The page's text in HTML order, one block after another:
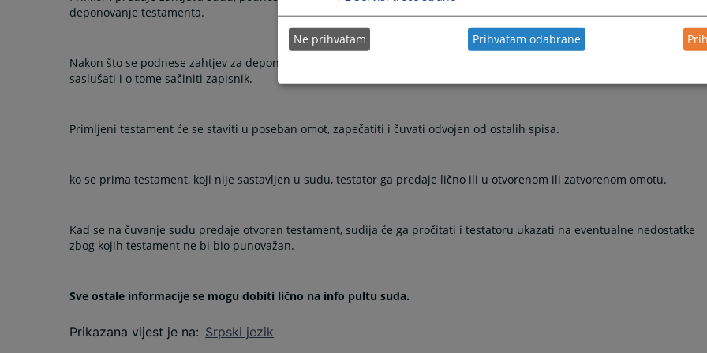
deponovanje testamenta.
Nakon što se podnese zahtjev za deponovanje testamenta, sud će zakazati ročište, pozvati predlagača, nakon čega će ga
saslušati i o tome sačiniti zapisnik.
Primljeni testament će se staviti u poseban omot, zapečatiti i čuvati odvojen od ostalih spisa.
ko se prima testament, koji nije sastavljen u sudu, testator ga predaje lično ili u otvorenom ili zatvorenom omotu.
Kad se na čuvanje sudu predaje otvoren testament, sudija će ga pročitati i testatoru ukazati na eventualne nedostatke
zbog kojih testament ne bi bio punovažan.
Sve ostale informacije se mogu dobiti lično na info pultu suda.
Prikazana vijest je na: Srpski jezik
Ne prihvatam Prihvatam odabrane